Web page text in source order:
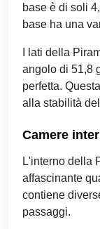
base è di soli
base ha una
I lati della
angolo di 51,8
perfetta.
alla stabilità
Camere
L'interno della
affascinante
contiene
passaggi.